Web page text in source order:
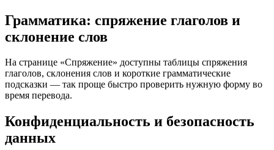
Грамматика: спряжение глаголов и
склонение слов
На странице «Спряжение» доступны таблицы спряжения
глаголов, склонения слов и короткие грамматические
подсказки — так проще быстро проверить нужную форму во
время перевода.
Конфиденциальность и безопасность
данных